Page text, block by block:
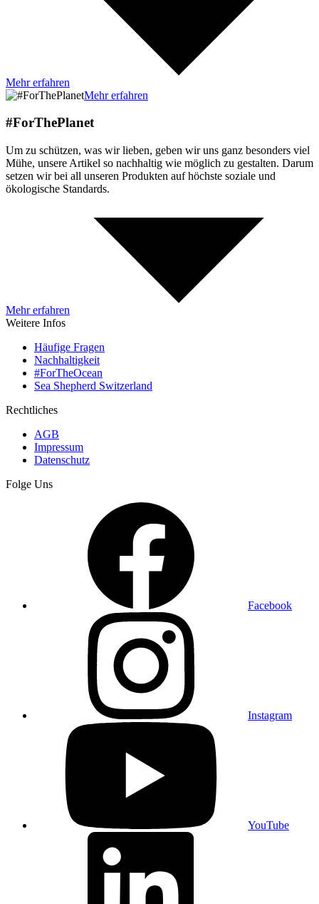
Mehr erfahren
Mehr erfahren
#ForThePlanet
Um zu schützen, was wir lieben, geben wir uns ganz besonders viel
Mühe, unsere Artikel so nachhaltig wie möglich zu gestalten. Darum
setzen wir bei all unseren Produkten auf höchste soziale und
ökologische Standards.
Mehr erfahren
Weitere Infos
Häufige Fragen
Nachhaltigkeit
#ForTheOcean
Sea Shepherd Switzerland
Rechtliches
AGB
Impressum
Datenschutz
Folge Uns
Facebook
Instagram
YouTube